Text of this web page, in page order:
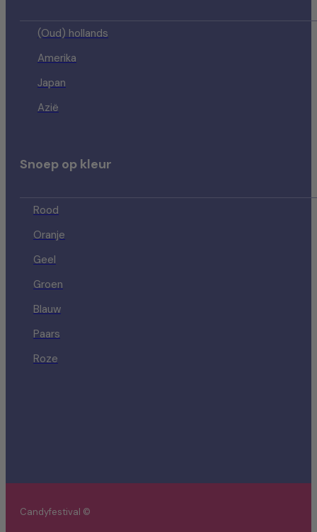
(Oud) hollands
Amerika
Japan
Azië
Snoep op kleur
Rood
Oranje
Geel
Groen
Blauw
Paars
Roze
Candyfestival ©